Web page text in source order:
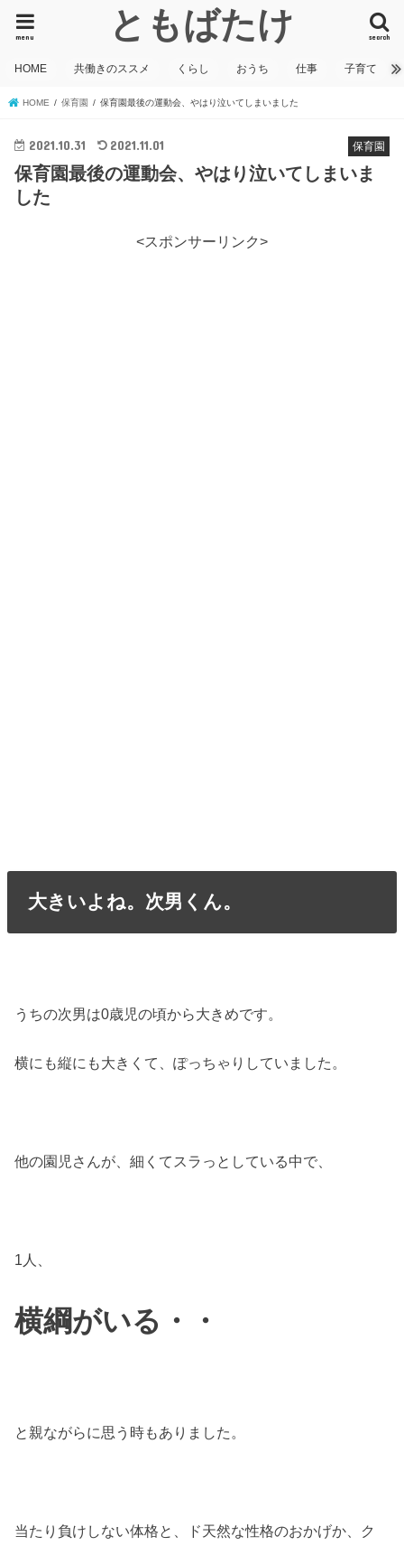
ともばたけ search
menu
HOME 共働きのススメ くらし おうち 仕事 子育て
HOME 保育園 保育園最後の運動会、やはり泣いてしまいました
保育園
2021.10.31 2021.11.01
保育園最後の運動会、やはり泣いてしまいま
した
<スポンサーリンク>
大きいよね。次男くん。
うちの次男は0歳児の頃から大きめです。
横にも縦にも大きくて、ぽっちゃりしていました。
他の園児さんが、細くてスラっとしている中で、
1人、
横綱がいる・・
と親ながらに思う時もありました。
当たり負けしない体格と、ド天然な性格のおかげか、ク